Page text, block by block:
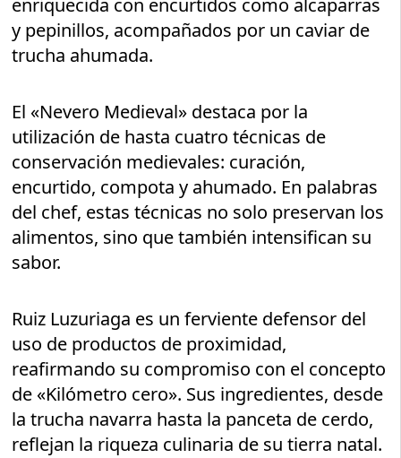
enriquecida con encurtidos como alcaparras
y pepinillos, acompañados por un caviar de
trucha ahumada.
El «Nevero Medieval» destaca por la
utilización de hasta cuatro técnicas de
conservación medievales: curación,
encurtido, compota y ahumado. En palabras
del chef, estas técnicas no solo preservan los
alimentos, sino que también intensifican su
sabor.
Ruiz Luzuriaga es un ferviente defensor del
uso de productos de proximidad,
reafirmando su compromiso con el concepto
de «Kilómetro cero». Sus ingredientes, desde
la trucha navarra hasta la panceta de cerdo,
reflejan la riqueza culinaria de su tierra natal.